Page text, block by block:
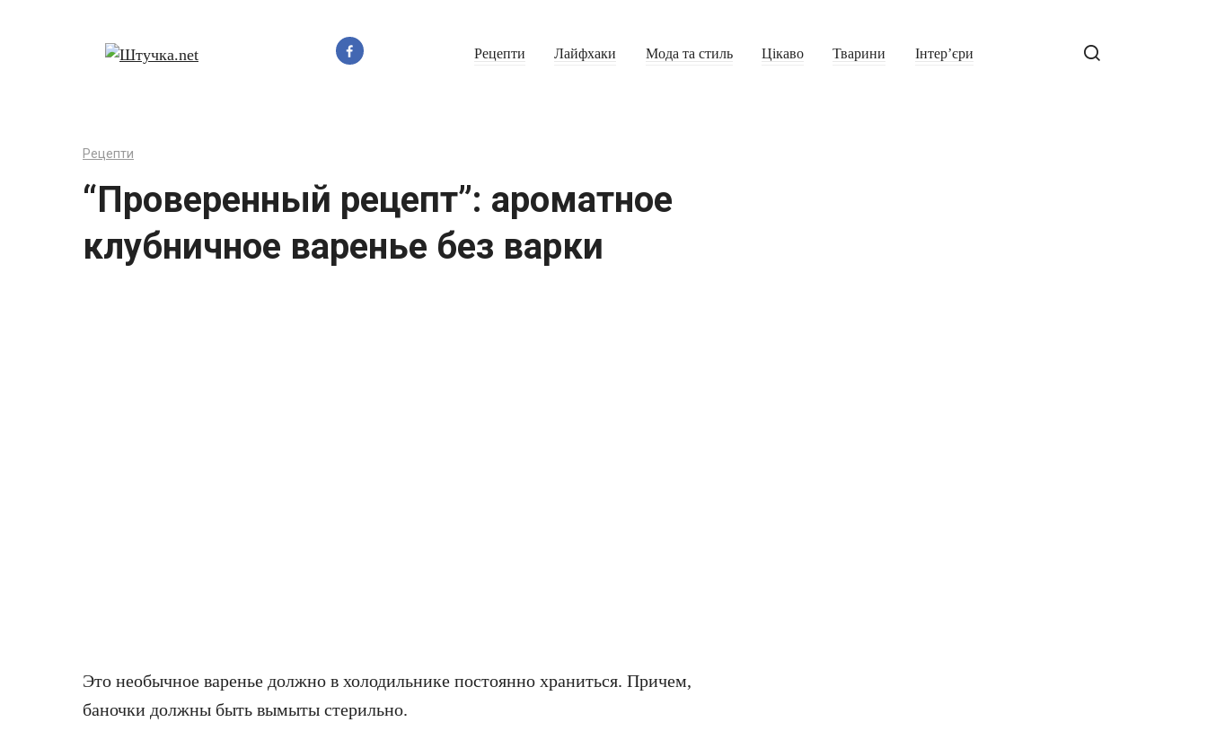
Рецепти Лайфхаки Мода та стиль Цікаво Тварини Інтер’єри
Рецепти
“Проверенный рецепт”: ароматное
клубничное варенье без варки
Это необычное варенье должно в холодильнике постоянно храниться. Причем,
баночки должны быть вымыты стерильно.